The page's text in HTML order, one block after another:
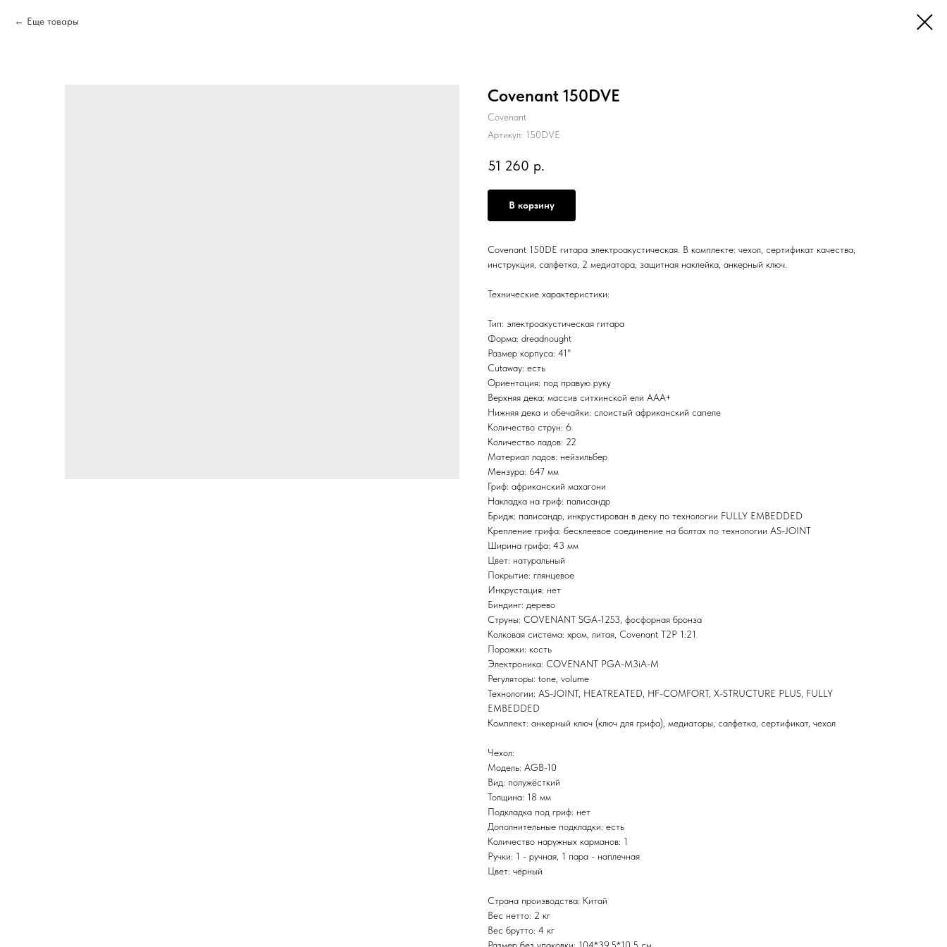
Еще товары
Covenant 150DVE
Covenant
Артикул: 150DVE
51 260 р.
В корзину
Covenant 150DE гитара электроакустическая. В комплекте: чехол, сертификат качества,
инструкция, салфетка, 2 медиатора, защитная наклейка, анкерный ключ.
Технические характеристики:
Тип: электроакустическая гитара
Форма: dreadnought
Размер корпуса: 41"
Cutaway: есть
Ориентация: под правую руку
Верхняя дека: массив ситхинской ели AAA+
Нижняя дека и обечайки: слоистый африканский сапеле
Количество струн: 6
Количество ладов: 22
Материал ладов: нейзильбер
Мензура: 647 мм
Гриф: африканский махагони
Накладка на гриф: палисандр
Бридж: палисандр, инкрустирован в деку по технологии FULLY EMBEDDED
Крепление грифа: бесклеевое соединение на болтах по технологии AS-JOINT
Ширина грифа: 43 мм
Цвет: натуральный
Покрытие: глянцевое
Инкрустация: нет
Биндинг: дерево
Струны: COVENANT SGA-1253, фосфорная бронза
Колковая система: хром, литая, Covenant T2P 1:21
Порожки: кость
Электроника: COVENANT PGA-M3iA-M
Регуляторы: tone, volume
Технологии: AS-JOINT, HEATREATED, HF-COMFORT, X-STRUCTURE PLUS, FULLY
EMBEDDED
Комплект: анкерный ключ (ключ для грифа), медиаторы, салфетка, сертификат, чехол
Чехол:
Модель: AGB-10
Вид: полужёсткий
Толщина: 18 мм
Подкладка под гриф: нет
Дополнительные подкладки: есть
Количество наружных карманов: 1
Ручки: 1 - ручная, 1 пара - наплечная
Цвет: чёрный
Страна производства: Китай
Вес нетто: 2 кг
Вес брутто: 4 кг